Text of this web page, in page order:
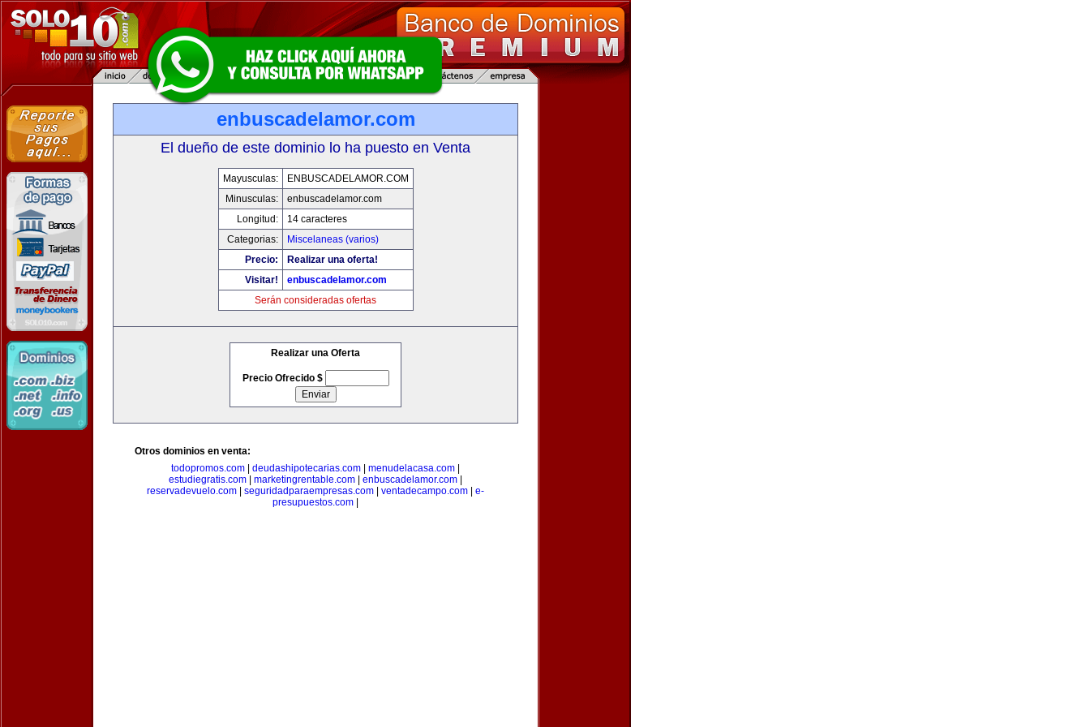
enbuscadelamor.com
El dueño de este dominio lo ha puesto en Venta
Mayusculas:
ENBUSCADELAMOR.COM
Minusculas:
enbuscadelamor.com
Longitud:
14 caracteres
Categorias:
Miscelaneas (varios)
Precio:
Realizar una oferta!
Visitar!
enbuscadelamor.com
Serán consideradas ofertas
Realizar una Oferta
Precio Ofrecido $
Otros dominios en venta:
todopromos.com
deudashipotecarias.com menudelacasa.com
estudiegratis.com
marketingrentable.com enbuscadelamor.com
reservadevuelo.com
seguridadparaempresas.com ventadecampo.com
e-
presupuestos.com